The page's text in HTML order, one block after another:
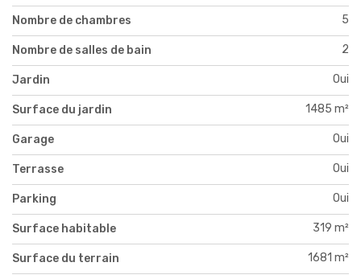
Nombre de chambres 5
Nombre de salles de bain 2
Jardin Oui
Surface du jardin 1485 m²
Garage Oui
Terrasse Oui
Parking Oui
Surface habitable 319 m²
Surface du terrain 1681 m²